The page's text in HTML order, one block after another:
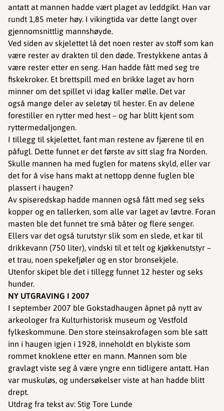
antatt at mannen hadde vært plaget av leddgikt. Han var
rundt 1,85 meter høy. I vikingtida var dette langt over
gjennomsnittlig mannshøyde.
Ved siden av skjelettet lå det noen rester av stoff som kan
være rester av drakten til den døde. Trestykkene antas å
være rester etter en seng. Han hadde fått med seg tre
fiskekroker. Et brettspill med en brikke laget av horn
minner om det spillet vi idag kaller mølle. Det var
også mange deler av seletøy til hester. En av delene
forestiller en rytter med hest – og har blitt kjent som
ryttermedaljongen.
I tillegg til skjelettet, fant man restene av fjærene til en
påfugl. Dette funnet er det første av sitt slag fra Norden.
Skulle mannen ha med fuglen for matens skyld, eller var
det for å vise hans makt at nettopp denne fuglen ble
plassert i haugen?
Av spiseredskap hadde mannen også fått med seg seks
kopper og en tallerken, som alle var laget av løvtre. Foran
masten ble det funnet tre små båter og flere senger.
Ellers var det også turutstyr slik som en slede, et kar til
drikkevann (750 liter), vindski til et telt og kjøkkenutstyr –
et trau, noen spekefjøler og en stor bronsekjele.
Utenfor skipet ble det i tillegg funnet 12 hester og seks
hunder.
NY UTGRAVING I 2007
I september 2007 ble Gokstadhaugen åpnet på nytt av
arkeologer fra Kulturhistorisk museum og Vestfold
fylkeskommune. Den store steinsakrofagen som ble satt
inn i haugen igjen i 1928, inneholdt en blykiste som
rommet knoklene etter en mann. Mannen som ble
gravlagt viste seg å være yngre enn tidligere antatt. Han
var muskuløs, og undersøkelser viste at han hadde blitt
drept.
Utdrag fra tekst av: Stig Tore Lunde